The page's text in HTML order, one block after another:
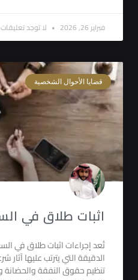
فبراير 26, 2026 لا توجد تعليقات
قضايا الأحوال الشخصية
اثبات طلاق في
تُعد إجراءات اثبات طلاق في
الدقيقة التي يترتب عليها
تنظيم حقوق النفقة والحضانة